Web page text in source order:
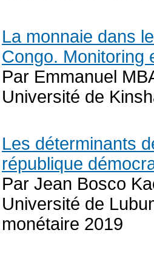
La monnaie dans
Congo. Monitoring
Par Emmanuel
Université de
Les déterminants
république
Par Jean Bosco
Université de
monétaire 2019